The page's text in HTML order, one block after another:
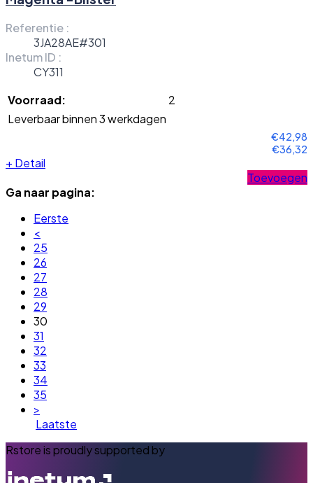
Referentie :
3JA28AE#301
Inetum ID :
CY311
Voorraad:
2
Leverbaar binnen 3 werkdagen
€42,98
€36,32
+ Detail
Toevoegen
Ga naar pagina:
Eerste
<
25
26
27
28
29
30
31
32
33
34
35
>
Laatste
Rstore is proudly supported by